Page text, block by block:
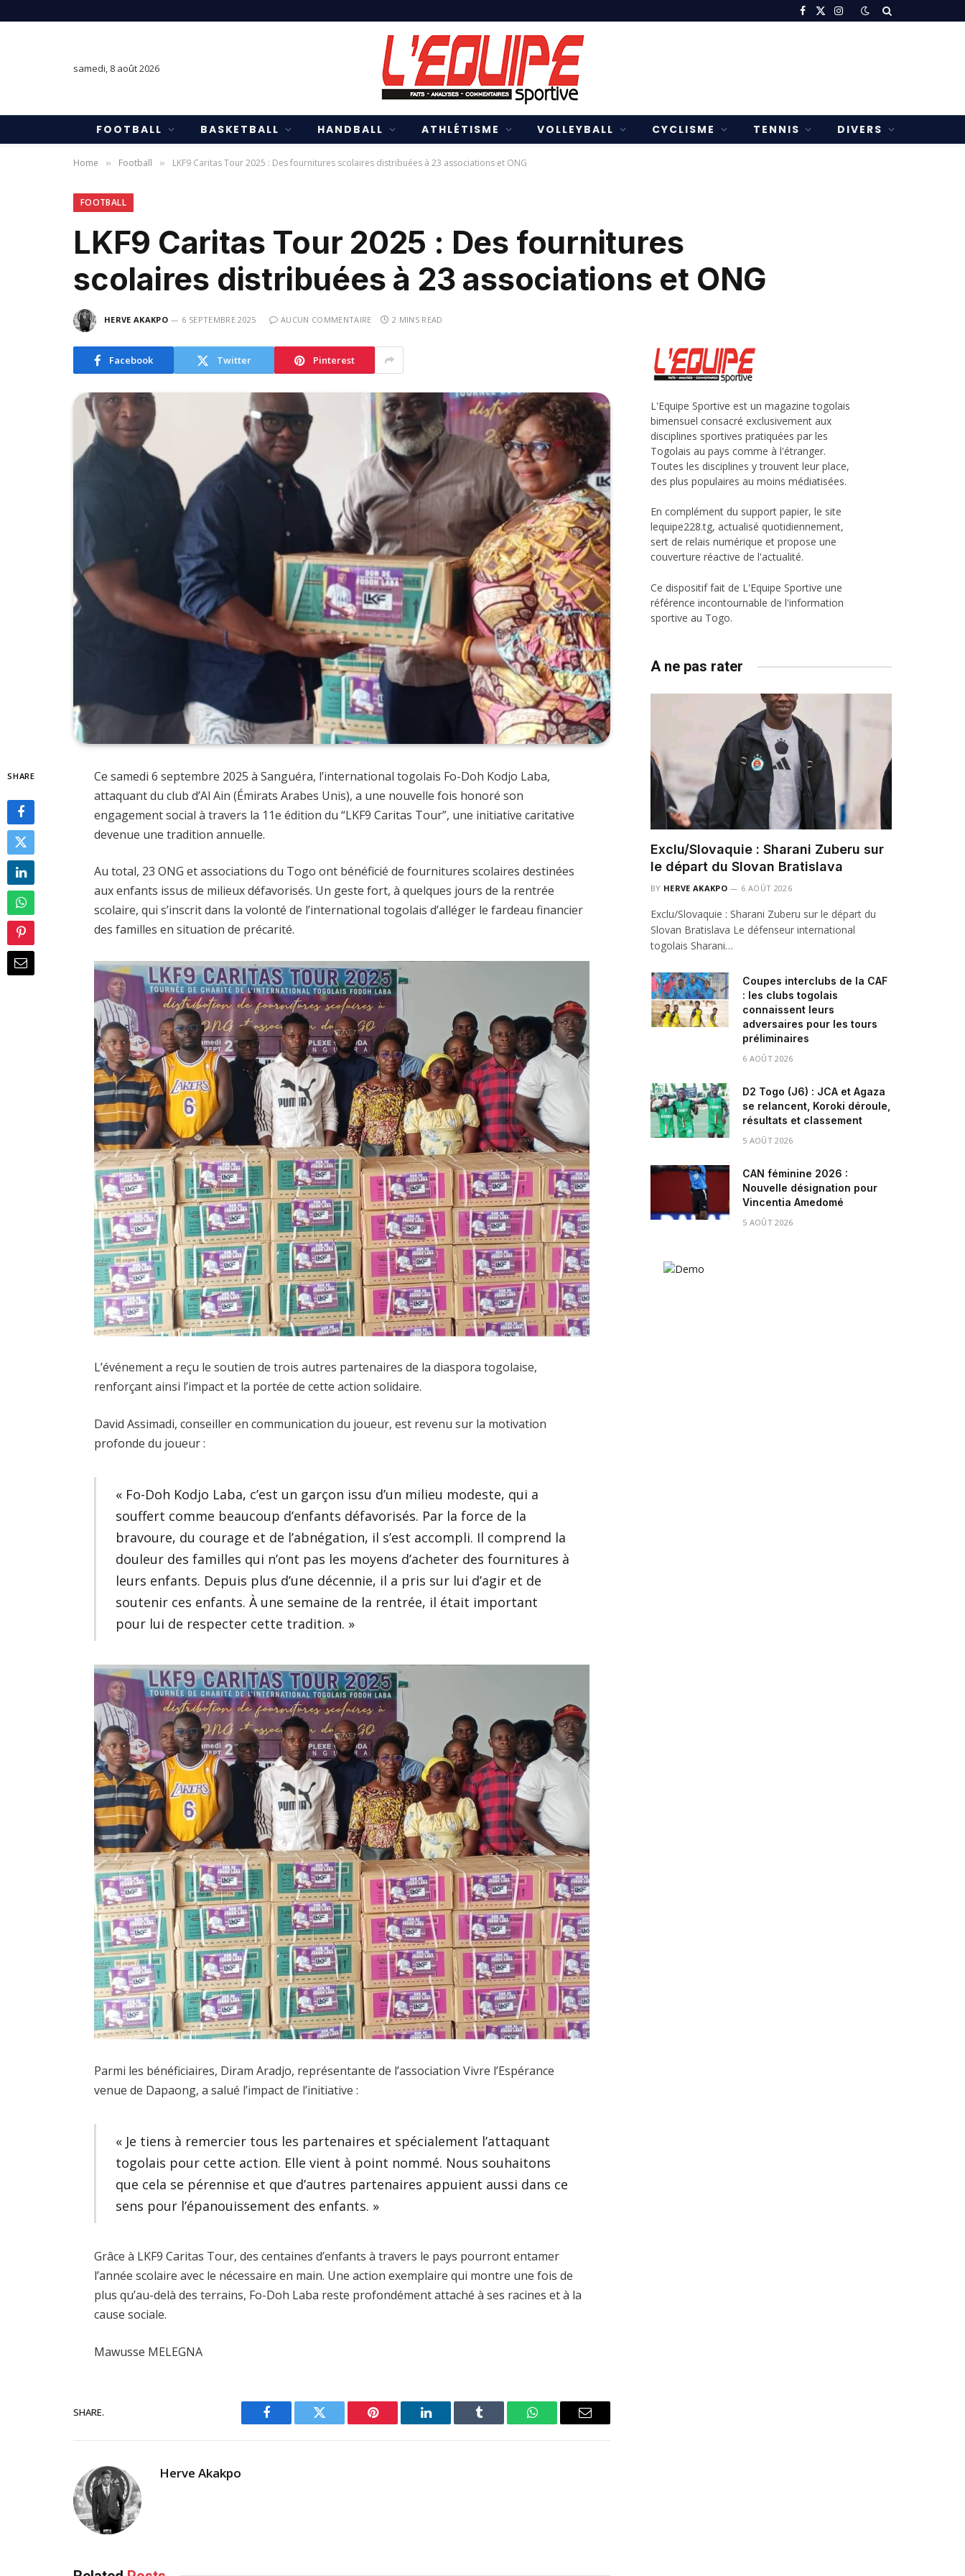
Facebook
X
Instagram
samedi, 8 août 2026
FOOTBALL BASKETBALL HANDBALL ATHLÉTISME VOLLEYBALL CYCLISME TENNIS DIVERS
Home » Football » LKF9 Caritas Tour 2025 : Des fournitures scolaires distribuées à 23 associations et ONG
FOOTBALL
LKF9 Caritas Tour 2025 : Des fournitures
scolaires distribuées à 23 associations et ONG
HERVE AKAKPO 6 SEPTEMBRE 2025 AUCUN COMMENTAIRE 2 MINS READ
Facebook Twitter Pinterest
SHARE
Ce samedi 6 septembre 2025 à Sanguéra, l’international togolais Fo-Doh Kodjo Laba,
attaquant du club d’Al Ain (Émirats Arabes Unis), a une nouvelle fois honoré son
engagement social à travers la 11e édition du “LKF9 Caritas Tour”, une initiative caritative
devenue une tradition annuelle.
Au total, 23 ONG et associations du Togo ont bénéficié de fournitures scolaires destinées
aux enfants issus de milieux défavorisés. Un geste fort, à quelques jours de la rentrée
scolaire, qui s’inscrit dans la volonté de l’international togolais d’alléger le fardeau financier
des familles en situation de précarité.
L’événement a reçu le soutien de trois autres partenaires de la diaspora togolaise,
renforçant ainsi l’impact et la portée de cette action solidaire.
David Assimadi, conseiller en communication du joueur, est revenu sur la motivation
profonde du joueur :
« Fo-Doh Kodjo Laba, c’est un garçon issu d’un milieu modeste, qui a
souffert comme beaucoup d’enfants défavorisés. Par la force de la
bravoure, du courage et de l’abnégation, il s’est accompli. Il comprend la
douleur des familles qui n’ont pas les moyens d’acheter des fournitures à
leurs enfants. Depuis plus d’une décennie, il a pris sur lui d’agir et de
soutenir ces enfants. À une semaine de la rentrée, il était important
pour lui de respecter cette tradition. »
Parmi les bénéficiaires, Diram Aradjo, représentante de l’association Vivre l’Espérance
venue de Dapaong, a salué l’impact de l’initiative :
« Je tiens à remercier tous les partenaires et spécialement l’attaquant
togolais pour cette action. Elle vient à point nommé. Nous souhaitons
que cela se pérennise et que d’autres partenaires appuient aussi dans ce
sens pour l’épanouissement des enfants. »
Grâce à LKF9 Caritas Tour, des centaines d’enfants à travers le pays pourront entamer
l’année scolaire avec le nécessaire en main. Une action exemplaire qui montre une fois de
plus qu’au-delà des terrains, Fo-Doh Laba reste profondément attaché à ses racines et à la
cause sociale.
Mawusse MELEGNA
SHARE.
Facebook Twitter Pinterest LinkedIn Tumblr WhatsAppEmail
Herve Akakpo
L'Equipe Sportive est un magazine togolais
bimensuel consacré exclusivement aux
disciplines sportives pratiquées par les
Togolais au pays comme à l'étranger.
Toutes les disciplines y trouvent leur place,
des plus populaires au moins médiatisées.
En complément du support papier, le site
lequipe228.tg, actualisé quotidiennement,
sert de relais numérique et propose une
couverture réactive de l'actualité.
Ce dispositif fait de L'Equipe Sportive une
référence incontournable de l'information
sportive au Togo.
A ne pas rater
Exclu/Slovaquie : Sharani Zuberu sur
le départ du Slovan Bratislava
BY HERVE AKAKPO 6 AOÛT 2026
Exclu/Slovaquie : Sharani Zuberu sur le départ du
Slovan Bratislava Le défenseur international
togolais Sharani…
Coupes interclubs de la CAF
: les clubs togolais
connaissent leurs
adversaires pour les tours
préliminaires
6 AOÛT 2026
D2 Togo (J6) : JCA et Agaza
se relancent, Koroki déroule,
résultats et classement
5 AOÛT 2026
CAN féminine 2026 :
Nouvelle désignation pour
Vincentia Amedomé
5 AOÛT 2026